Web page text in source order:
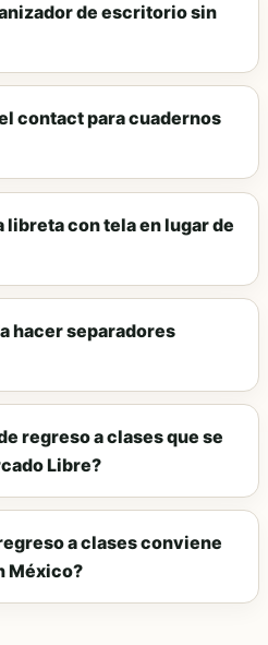
de escritorio sin
contact para cuadernos
libreta con tela en lugar de
hacer separadores
regreso a clases que se
Libre?
a clases conviene
México?